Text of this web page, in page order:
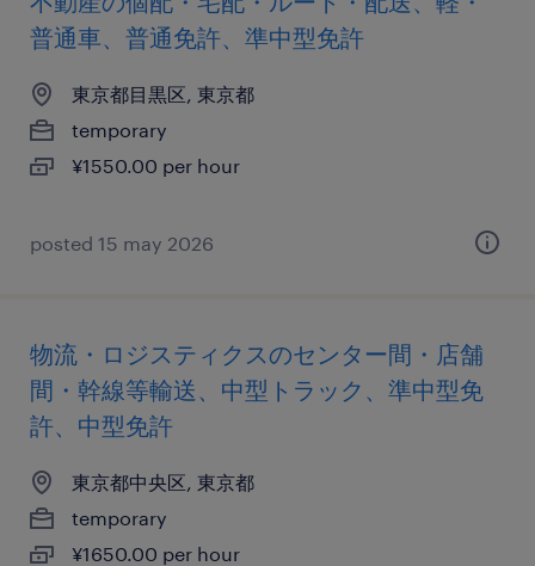
普通車、普通免許、準中型免許
東京都目黒区, 東京都
temporary
¥1550.00 per hour
posted 15 may 2026
物流・ロジスティクスのセンター間・店舗
間・幹線等輸送、中型トラック、準中型免
許、中型免許
東京都中央区, 東京都
temporary
¥1650.00 per hour